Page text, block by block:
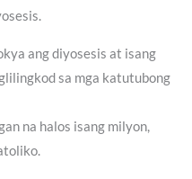
ang diyosesis at isang
sa mga katutubong
na halos isang milyon,